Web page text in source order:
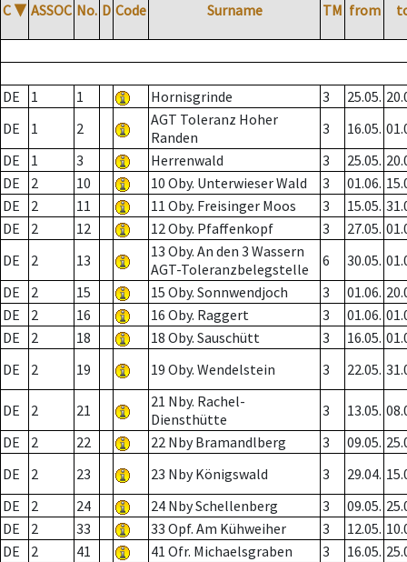
C ▼ ASSOC No. D Code Surname TM from
DE 1 1 Hornisgrinde 3 25.05.
DE
1 2
AGT Toleranz Hoher
Randen
3 16.05.
DE
1 3 Herrenwald 3 25.05.
DE
2 10 10 Oby. Unterwieser Wald 3 01.06.
DE
2 11 11 Oby. Freisinger Moos 3 15.05.
DE
2 12 12 Oby. Pfaffenkopf 3 27.05.
DE
2 13
13 Oby. An den 3 Wassern
AGT-Toleranzbelegstelle
6 30.05.
DE
2 15 15 Oby. Sonnwendjoch 3 01.06.
DE
2 16 16 Oby. Raggert 3 01.06.
DE
2 18 18 Oby. Sauschütt 3 16.05.
DE
2 19 19 Oby. Wendelstein 3 22.05.
DE 2 21
21 Nby. Rachel-
Diensthütte
3 13.05.
DE
2 22 22 Nby Bramandlberg 3 09.05.
DE
2 23 23 Nby Königswald 3 29.04.
DE
2 24 24 Nby Schellenberg 3 09.05.
DE
2 33 33 Opf. Am Kühweiher 3 12.05.
DE
2 41 41 Ofr. Michaelsgraben 3 16.05.